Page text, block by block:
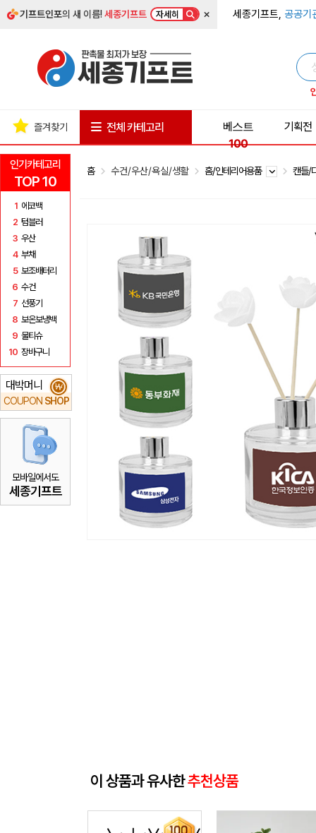
기프트인포의 새 이름!세종기프트 자세히 × 세종기프트, 공공기
인기카테고리
TOP 10
1 에코백
2 텀블러
3 우산
4 부채
5 보조배터리
6 수건
7 선풍기
8 보온보냉백
9 물티슈
10 장바구니
대박머니
COUPON SHOP
₩
모바일에서도
세종기프트
즐겨찾기 전체 카테고리
베스트
100
기획전
홈 수건/우산/욕실/생활 홈/인테리어용품 캔들/
이 상품과 유사한추천상품